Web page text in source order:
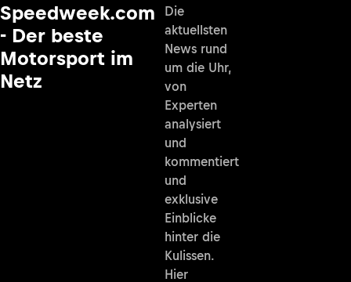
Speedweek.com
- Der beste
Motorsport im
Netz
Die
aktuellsten
News rund
um die Uhr,
von
Experten
analysiert
und
kommentiert
und
exklusive
Einblicke
hinter die
Kulissen.
Hier